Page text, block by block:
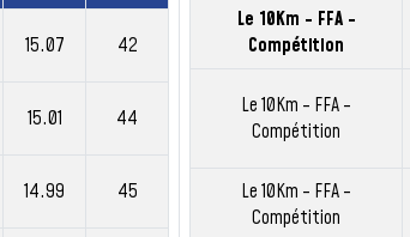
15.07 42
15.01 44
14.99 45
Le 10Km - FFA -
Compétition
Le 10Km - FFA -
Compétition
Le 10Km - FFA -
Compétition